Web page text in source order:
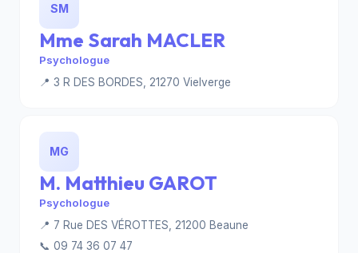
SM
Mme Sarah MACLER
Psychologue
📍 3 R DES BORDES, 21270 Vielverge
MG
M. Matthieu GAROT
Psychologue
📍 7 Rue DES VÉROTTES, 21200 Beaune
📞 09 74 36 07 47